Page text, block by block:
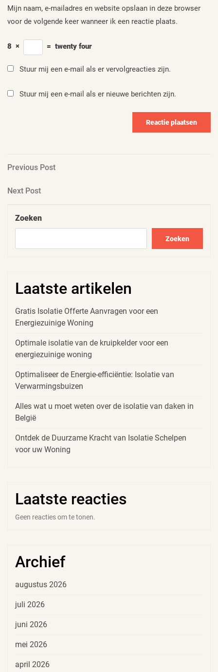
Mijn naam, e-mailadres en website opslaan in deze browser
voor de volgende keer wanneer ik een reactie plaats.
8 × = twenty four
Stuur mij een e-mail als er vervolgreacties zijn.
Stuur mij een e-mail als er nieuwe berichten zijn.
Berichtnavigatie
Previous
Previous Post
Next
Next Post
Zoeken
Zoeken
Laatste artikelen
Gratis Isolatie Offerte Aanvragen voor een
Energiezuinige Woning
Optimale isolatie van de kruipkelder voor een
energiezuinige woning
Optimaliseer de Energie-efficiëntie: Isolatie van
Verwarmingsbuizen
Alles wat u moet weten over de isolatie van daken in
België
Ontdek de Duurzame Kracht van Isolatie Schelpen
voor uw Woning
Laatste reacties
Geen reacties om te tonen.
Archief
augustus 2026
juli 2026
juni 2026
mei 2026
april 2026